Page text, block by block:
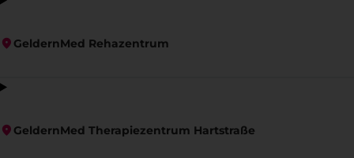
GeldernMed Rehazentrum
GeldernMed Therapiezentrum Hartstraße